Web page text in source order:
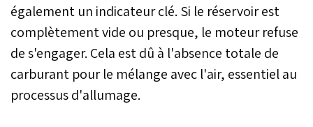
également un indicateur clé. Si le réservoir est
complètement vide ou presque, le moteur refuse
de s'engager. Cela est dû à l'absence totale de
carburant pour le mélange avec l'air, essentiel au
processus d'allumage.